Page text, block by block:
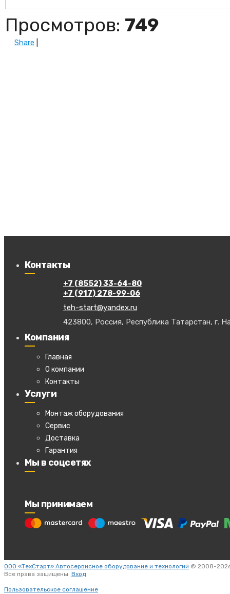
Просмотров: 749
Share
Контакты
+7 (8552) 33-64-80
+7 (917) 278-99-06
teh-start@yandex.ru
423800, Россия, Республика Татарстан, г.
Компания
Главная
О компании
Контакты
Услуги
Монтаж оборудования
Сервис
Доставка
Гарантия
Мы в соцсетях
Мы принимаем
ООО «ТехСтарт» Автосервисное оборудование и технологии © 2008-
Все права защищены. Вход
Пользовательское соглашение